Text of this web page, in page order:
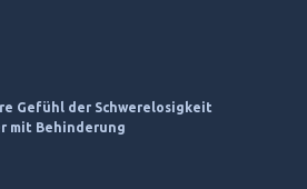
Gefühl der Schwerelosigkeit
mit Behinderung